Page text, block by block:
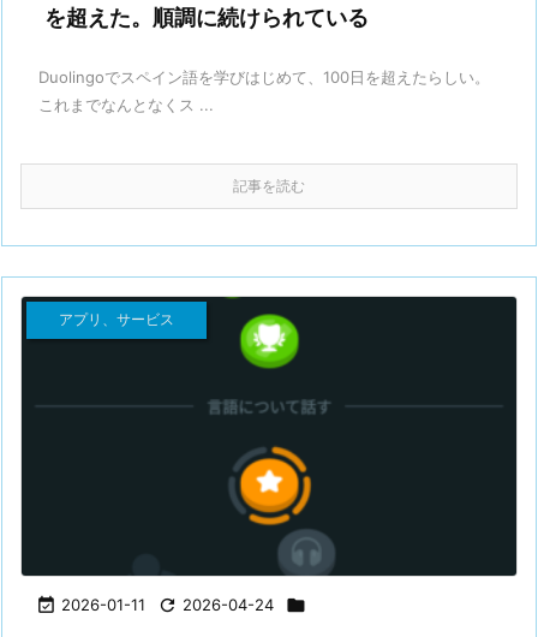
を超えた。順調に続けられている
Duolingoでスペイン語を学びはじめて、100日を超えたらしい。
これまでなんとなくス ...
記事を読む
 2026-01-11  2026-04-24 
アプリ、サービス